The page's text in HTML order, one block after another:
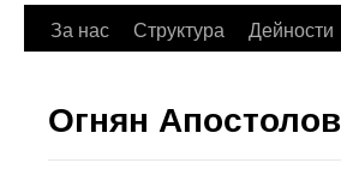
За нас Структура Дейности
Огнян Апостолов